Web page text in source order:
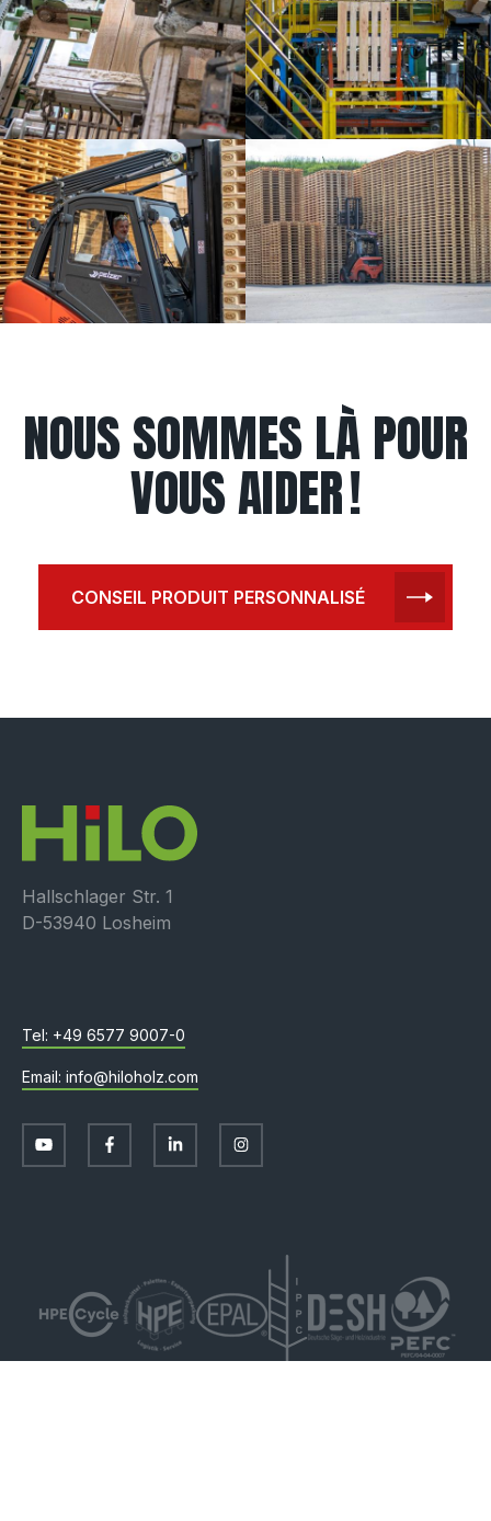
NOUS SOMMES LÀ POUR
VOUS AIDER !
CONSEIL PRODUIT PERSONNALISÉ
Hallschlager Str. 1
D-53940 Losheim
+49 6577 9007-0
info@hiloholz.com